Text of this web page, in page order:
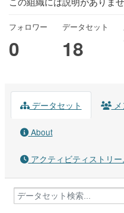
フォロワー
0
データセット
18
データセット メ
About
アクティビティストリー